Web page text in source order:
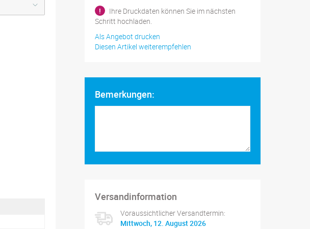
!
Ihre Druckdaten können Sie im nächsten
Schritt hochladen.
Als Angebot drucken
Diesen Artikel weiterempfehlen
Bemerkungen:
Versandinformation
Voraussichtlicher Versandtermin:
Mittwoch, 12. August 2026